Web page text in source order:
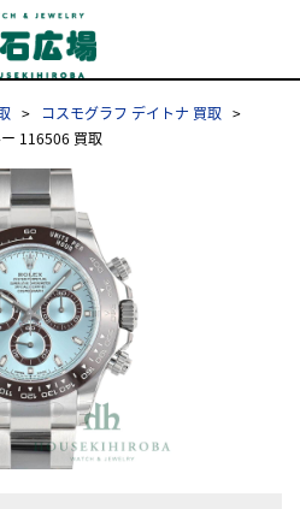
コスモグラフ デイトナ 買取
116506 買取